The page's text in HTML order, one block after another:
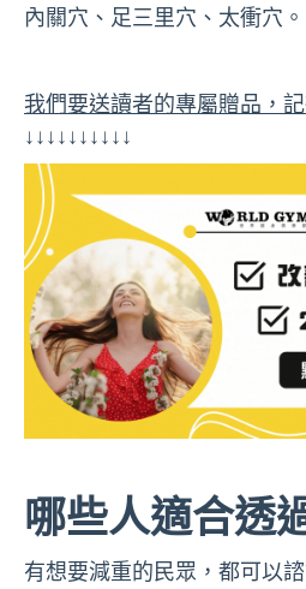
內關穴、足三里穴、太衝穴。
我們要送讀者的專屬贈品，記
↓↓↓↓↓↓↓↓↓↓
哪些人適合透
有想要減重的民眾，都可以